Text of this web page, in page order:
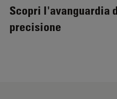
Scopri l'avanguardia
precisione